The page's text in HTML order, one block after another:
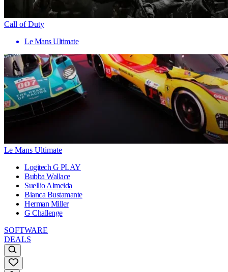
Call of Duty
Le Mans Ultimate
Le Mans Ultimate
Logitech G PLAY
Bubba Wallace
Suellio Almeida
Bianca Bustamante
Herman Miller
G Challenge
SOFTWARE
DEALS